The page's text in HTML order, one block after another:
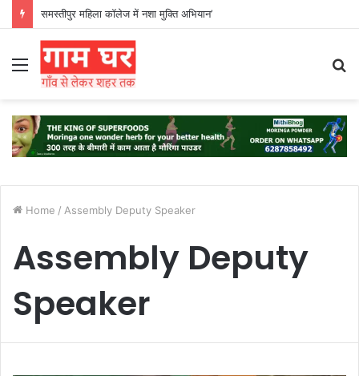
समस्तीपुर महिला कॉलेज में नशा मुक्ति अभियान’
Menu
Home / Assembly Deputy Speaker
Assembly Deputy
Speaker